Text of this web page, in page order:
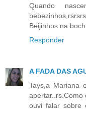
Quando
bebezinhos,rsrsrs.
Beijinhos na
Responder
A FADA DAS
Tays,a Mariana
apertar..rs.Como
ouvi falar sobre